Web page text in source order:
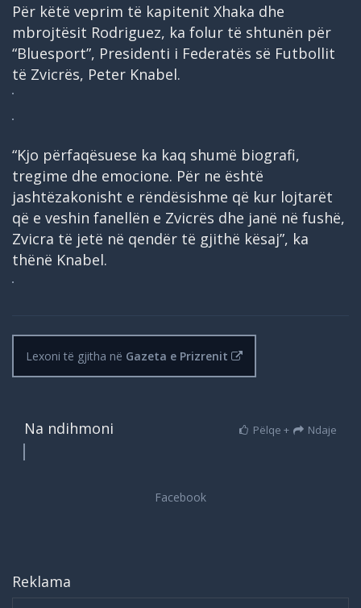
Për këtë veprim të kapitenit Xhaka dhe
mbrojtësit Rodriguez, ka folur të shtunën për
“Bluesport”, Presidenti i Federatës së Futbollit
të Zvicrës, Peter Knabel.
“Kjo përfaqësuese ka kaq shumë biografi,
tregime dhe emocione. Për ne është
jashtëzakonisht e rëndësishme që kur lojtarët
që e veshin fanellën e Zvicrës dhe janë në fushë,
Zvicra të jetë në qendër të gjithë kësaj”, ka
thënë Knabel.
Lexoni të gjitha në Gazeta e Prizrenit
Na ndihmoni Pëlqe + Ndaje
Reklama